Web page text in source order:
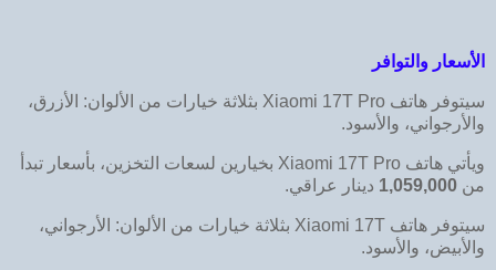
الأسعار والتوافر
سيتوفر هاتف Xiaomi 17T Pro بثلاثة خيارات من الألوان: الأزرق،
والأرجواني، والأسود.
ويأتي هاتف Xiaomi 17T Pro بخيارين لسعات التخزين، بأسعار تبدأ
من 1,059,000 دينار عراقي.
سيتوفر هاتف Xiaomi 17T بثلاثة خيارات من الألوان: الأرجواني،
والأبيض، والأسود.